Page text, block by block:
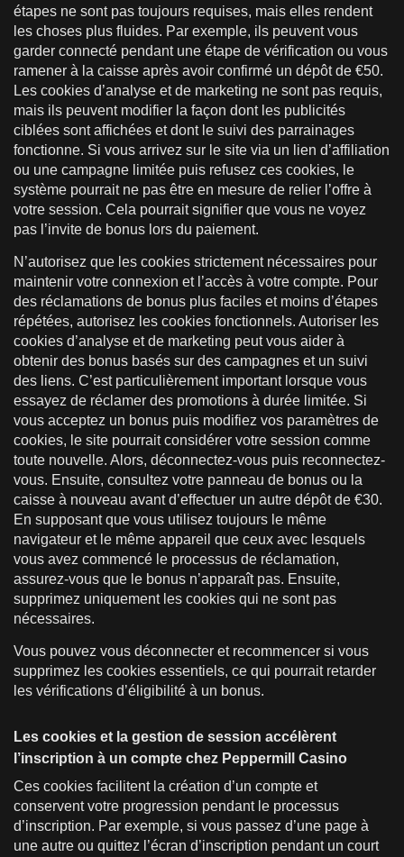
étapes ne sont pas toujours requises, mais elles rendent
les choses plus fluides. Par exemple, ils peuvent vous
garder connecté pendant une étape de vérification ou vous
ramener à la caisse après avoir confirmé un dépôt de €50.
Les cookies d’analyse et de marketing ne sont pas requis,
mais ils peuvent modifier la façon dont les publicités
ciblées sont affichées et dont le suivi des parrainages
fonctionne. Si vous arrivez sur le site via un lien d’affiliation
ou une campagne limitée puis refusez ces cookies, le
système pourrait ne pas être en mesure de relier l’offre à
votre session. Cela pourrait signifier que vous ne voyez
pas l’invite de bonus lors du paiement.
N’autorisez que les cookies strictement nécessaires pour
maintenir votre connexion et l’accès à votre compte. Pour
des réclamations de bonus plus faciles et moins d’étapes
répétées, autorisez les cookies fonctionnels. Autoriser les
cookies d’analyse et de marketing peut vous aider à
obtenir des bonus basés sur des campagnes et un suivi
des liens. C’est particulièrement important lorsque vous
essayez de réclamer des promotions à durée limitée. Si
vous acceptez un bonus puis modifiez vos paramètres de
cookies, le site pourrait considérer votre session comme
toute nouvelle. Alors, déconnectez-vous puis reconnectez-
vous. Ensuite, consultez votre panneau de bonus ou la
caisse à nouveau avant d’effectuer un autre dépôt de €30.
En supposant que vous utilisez toujours le même
navigateur et le même appareil que ceux avec lesquels
vous avez commencé le processus de réclamation,
assurez-vous que le bonus n’apparaît pas. Ensuite,
supprimez uniquement les cookies qui ne sont pas
nécessaires.
Vous pouvez vous déconnecter et recommencer si vous
supprimez les cookies essentiels, ce qui pourrait retarder
les vérifications d’éligibilité à un bonus.
Les cookies et la gestion de session accélèrent
l’inscription à un compte chez Peppermill Casino
Ces cookies facilitent la création d’un compte et
conservent votre progression pendant le processus
d’inscription. Par exemple, si vous passez d’une page à
une autre ou quittez l’écran d’inscription pendant un court